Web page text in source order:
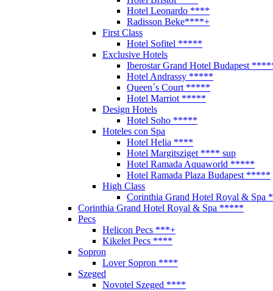
Hotel Leonardo ****
Radisson Beke****+
First Class
Hotel Sofitel *****
Exclusive Hotels
Iberostar Grand Hotel Budapest
Hotel Andrassy *****
Queen´s Court *****
Hotel Marriot *****
Design Hotels
Hotel Soho *****
Hoteles con Spa
Hotel Helia ****
Hotel Margitsziget **** sup
Hotel Ramada Aquaworld *****
Hotel Ramada Plaza Budapest *****
High Class
Corinthia Grand Hotel Royal &
Corinthia Grand Hotel Royal & Spa *****
Pecs
Helicon Pecs ***+
Kikelet Pecs ****
Sopron
Lover Sopron ****
Szeged
Novotel Szeged ****